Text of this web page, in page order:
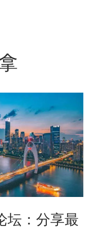
坛：分享最